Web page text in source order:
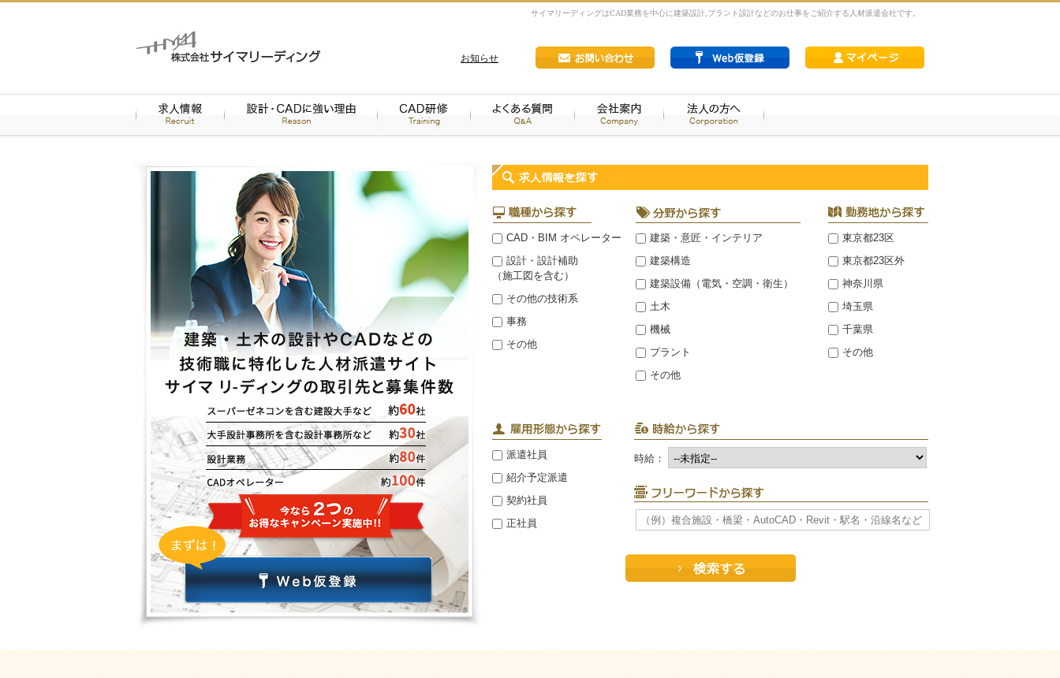
サイマリーディングはCAD業務を中心に建築設計,プラント設計などのお仕事をご紹介する人材派遣会社です。
お知らせ
CAD・BIM オペレーター
設計・設計補助
（施工図を含む）
その他の技術系
事務
その他
建築・意匠・インテリア
建築構造
建築設備（電気・空調・衛生）
土木
機械
プラント
その他
東京都23区
東京都23区外
神奈川県
埼玉県
千葉県
その他
派遣社員
紹介予定派遣
契約社員
正社員
時給：